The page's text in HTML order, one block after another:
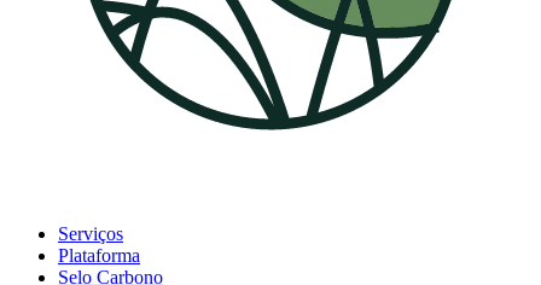
Serviços
Plataforma
Selo Carbono